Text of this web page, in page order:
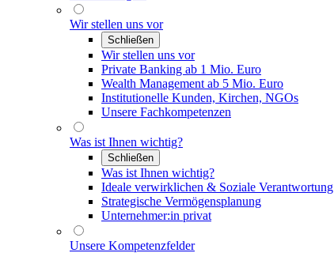
Wir stellen uns vor
Schließen
Wir stellen uns vor
Private Banking ab 1 Mio. Euro
Wealth Management ab 5 Mio. Euro
Institutionelle Kunden, Kirchen, NGOs
Unsere Fachkompetenzen
Was ist Ihnen wichtig?
Schließen
Was ist Ihnen wichtig?
Ideale verwirklichen & Soziale Verantwortung
Strategische Vermögensplanung
Unternehmer:in privat
Unsere Kompetenzfelder